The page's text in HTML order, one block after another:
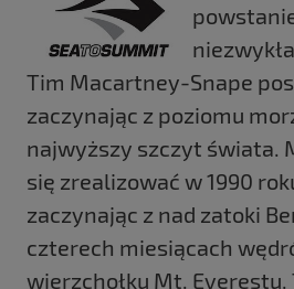
Tim Macartney-Snape
zaczynając z poziomu
najwyższy szczyt świata.
się zrealizować w 1990
zaczynając z nad zatoki
czterech miesiącach
wierzchołku Mt.